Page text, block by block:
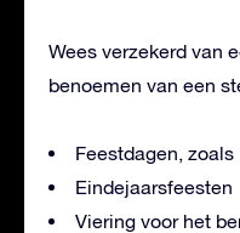
Wees verzekerd van
benoemen van een
Feestdagen, zoals
Eindejaarsfeesten
Viering voor het